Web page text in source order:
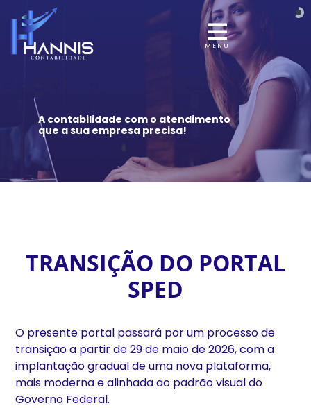
MENU
A contabilidade com o atendimento
que a sua empresa precisa!
TRANSIÇÃO DO PORTAL
SPED
O presente portal passará por um processo de
transição a partir de 29 de maio de 2026, com a
implantação gradual de uma nova plataforma,
mais moderna e alinhada ao padrão visual do
Governo Federal.